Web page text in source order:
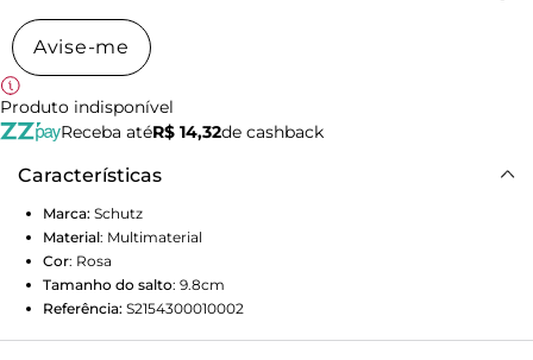
Avise-me
Produto indisponível
Receba atéR$ 14,32de cashback
Características
Marca: Schutz
Material: Multimaterial
Cor: Rosa
Tamanho do salto: 9.8cm
Referência: S2154300010002